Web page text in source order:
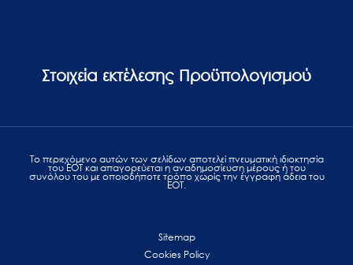
Στοιχεία εκτέλεσης Προϋπολογισμού
Το περιεχόμενο αυτών των σελίδων αποτελεί πvευματική ιδιοκτησία
του ΕΟΤ και απαγορεύεται η αναδημοσίευση μέρους ή του
συνόλου του με οποιοδήποτε τρόπο χωρίς την έγγραφη άδεια του
ΕΟΤ.
Sitemap
Cookies Policy